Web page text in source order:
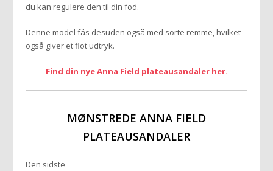
du kan regulere den til din fod.
Denne model fås desuden også med sorte remme, hvilket
også giver et flot udtryk.
Find din nye Anna Field plateausandaler her.
MØNSTREDE ANNA FIELD
PLATEAUSANDALER
Den sidste